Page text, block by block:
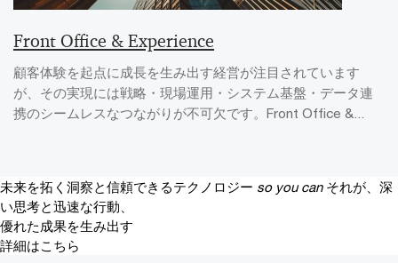
Front Office & Experience
顧客体験を起点に成長を生み出す経営が注目されています
が、その実現には戦略・現場運用・システム基盤・データ連
携のシームレスなつながりが不可欠です。Front Office &...
未来を拓く洞察と信頼できるテクノロジー so you can それが、深
い思考と迅速な行動、
優れた成果を生み出す
詳細はこちら